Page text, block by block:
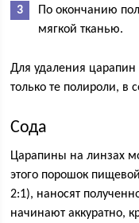
По окончанию
мягкой тканью.
Для удаления царапин
только те полироли, в
Сода
Царапины на линзах
этого порошок
2:1), наносят
начинают аккуратно,